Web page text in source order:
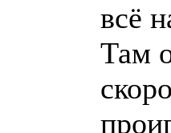
всё
Там